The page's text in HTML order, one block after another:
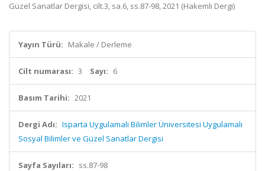
Güzel Sanatlar Dergisi, cilt.3, sa.6, ss.87-98, 2021 (Hakemli Dergi)
Yayın Türü: Makale / Derleme
Cilt numarası: 3 Sayı: 6
Basım Tarihi: 2021
Dergi Adı: Isparta Uygulamalı Bilimler Üniversitesi Uygulamalı
Sosyal Bilimler ve Güzel Sanatlar Dergisi
Sayfa Sayıları: ss.87-98